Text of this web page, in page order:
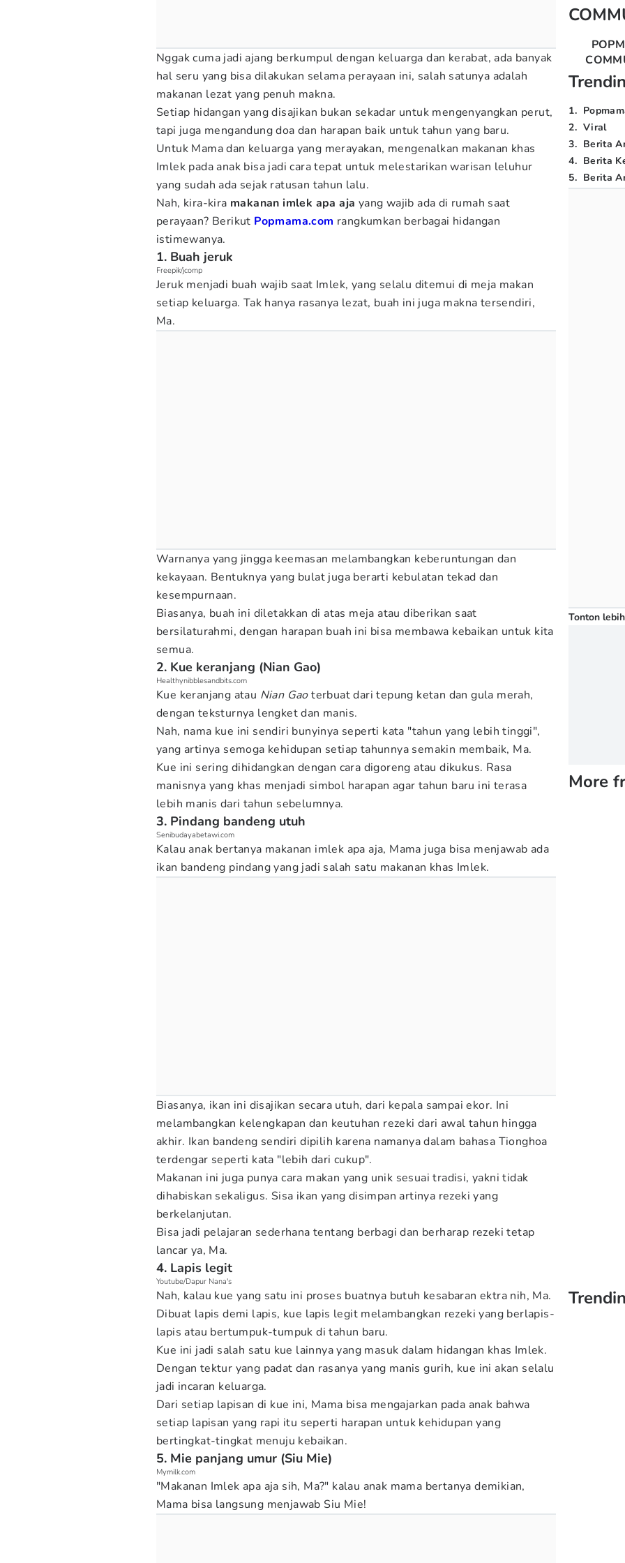
Nggak cuma jadi ajang berkumpul dengan keluarga dan kerabat, ada banyak
hal seru yang bisa dilakukan selama perayaan ini, salah satunya adalah
makanan lezat yang penuh makna.
Setiap hidangan yang disajikan bukan sekadar untuk mengenyangkan perut,
tapi juga mengandung doa dan harapan baik untuk tahun yang baru.
Untuk Mama dan keluarga yang merayakan, mengenalkan makanan khas
Imlek pada anak bisa jadi cara tepat untuk melestarikan warisan leluhur
yang sudah ada sejak ratusan tahun lalu.
Nah, kira-kira makanan imlek apa aja yang wajib ada di rumah saat
perayaan? Berikut Popmama.com rangkumkan berbagai hidangan
istimewanya.
1. Buah jeruk
Freepik/jcomp
Jeruk menjadi buah wajib saat Imlek, yang selalu ditemui di meja makan
setiap keluarga. Tak hanya rasanya lezat, buah ini juga makna tersendiri,
Ma.
Warnanya yang jingga keemasan melambangkan keberuntungan dan
kekayaan. Bentuknya yang bulat juga berarti kebulatan tekad dan
kesempurnaan.
Biasanya, buah ini diletakkan di atas meja atau diberikan saat
bersilaturahmi, dengan harapan buah ini bisa membawa kebaikan untuk kita
semua.
2. Kue keranjang (Nian Gao)
Healthynibblesandbits.com
Kue keranjang atau Nian Gaoterbuat dari tepung ketan dan gula merah,
dengan teksturnya lengket dan manis.
Nah, nama kue ini sendiri bunyinya seperti kata "tahun yang lebih tinggi",
yang artinya semoga kehidupan setiap tahunnya semakin membaik, Ma.
Kue ini sering dihidangkan dengan cara digoreng atau dikukus. Rasa
manisnya yang khas menjadi simbol harapan agar tahun baru ini terasa
lebih manis dari tahun sebelumnya.
3. Pindang bandeng utuh
Senibudayabetawi.com
Kalau anak bertanya makanan imlek apa aja, Mama juga bisa menjawab ada
ikan bandeng pindang yang jadi salah satu makanan khas Imlek.
Biasanya, ikan ini disajikan secara utuh, dari kepala sampai ekor. Ini
melambangkan kelengkapan dan keutuhan rezeki dari awal tahun hingga
akhir. Ikan bandeng sendiri dipilih karena namanya dalam bahasa Tionghoa
terdengar seperti kata "lebih dari cukup".
Makanan ini juga punya cara makan yang unik sesuai tradisi, yakni tidak
dihabiskan sekaligus. Sisa ikan yang disimpan artinya rezeki yang
berkelanjutan.
Bisa jadi pelajaran sederhana tentang berbagi dan berharap rezeki tetap
lancar ya, Ma.
4. Lapis legit
Youtube/Dapur Nana's
Nah, kalau kue yang satu ini proses buatnya butuh kesabaran ektra nih, Ma.
Dibuat lapis demi lapis, kue lapis legit melambangkan rezeki yang berlapis-
lapis atau bertumpuk-tumpuk di tahun baru.
Kue ini jadi salah satu kue lainnya yang masuk dalam hidangan khas Imlek.
Dengan tektur yang padat dan rasanya yang manis gurih, kue ini akan selalu
jadi incaran keluarga.
Dari setiap lapisan di kue ini, Mama bisa mengajarkan pada anak bahwa
setiap lapisan yang rapi itu seperti harapan untuk kehidupan yang
bertingkat-tingkat menuju kebaikan.
5. Mie panjang umur (Siu Mie)
Mymilk.com
"Makanan Imlek apa aja sih, Ma?" kalau anak mama bertanya demikian,
Mama bisa langsung menjawab Siu Mie!
1.
2. Viral
3. Berita
4. Berita
5. Berita
Tonton
More